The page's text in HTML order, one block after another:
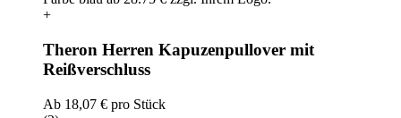
+
Theron Herren Kapuzenpullover mit
Reißverschluss
Ab 18,07 € pro Stück